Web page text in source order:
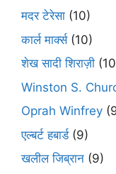
मदर टेरेसा (10)
कार्ल मार्क्स(10)
शेख सादी शिराज़ी
Winston S.
Oprah Winfrey
एल्बर्ट हबार्ड(9)
खलील जिब्रान (9)